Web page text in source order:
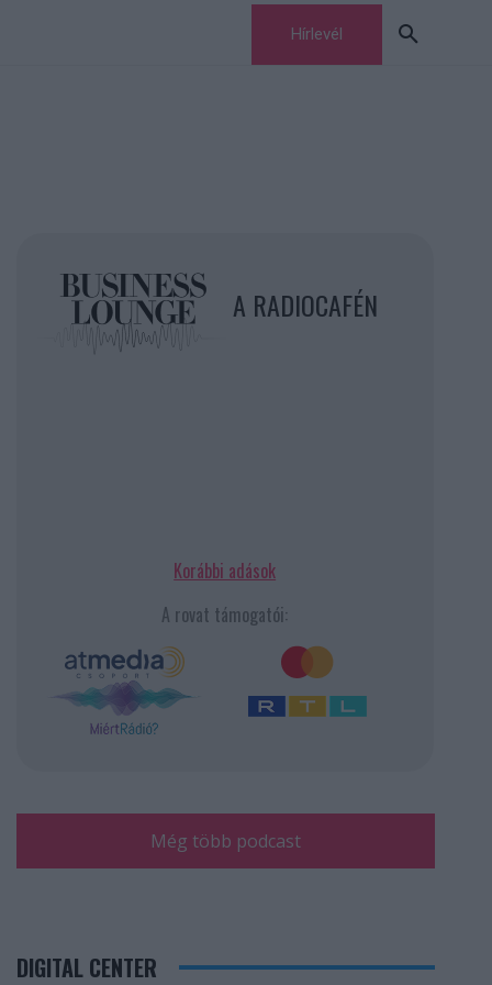
Hírlevél
A RADIOCAFÉN
Korábbi adások
A rovat támogatói:
Még több podcast
DIGITAL CENTER